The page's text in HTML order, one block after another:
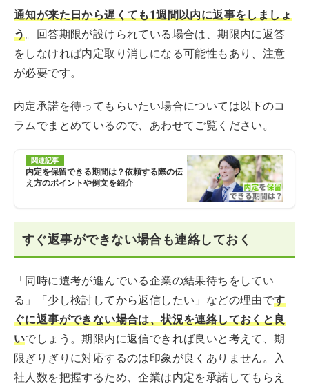
通知が来た日から遅くても1週間以内に返事をしましょ
う。回答期限が設けられている場合は、期限内に返答
をしなければ内定取り消しになる可能性もあり、注意
が必要です。
内定承諾を待ってもらいたい場合については以下のコ
ラムでまとめているので、あわせてご覧ください。
関連記事
内定を保留できる期間は？依頼する際の伝
え方のポイントや例文を紹介
すぐ返事ができない場合も連絡しておく
「同時に選考が進んでいる企業の結果待ちをしてい
る」「少し検討してから返信したい」などの理由です
ぐに返事ができない場合は、状況を連絡しておくと良
いでしょう。期限内に返信できれば良いと考えて、期
限ぎりぎりに対応するのは印象が良くありません。入
社人数を把握するため、企業は内定を承諾してもらえ